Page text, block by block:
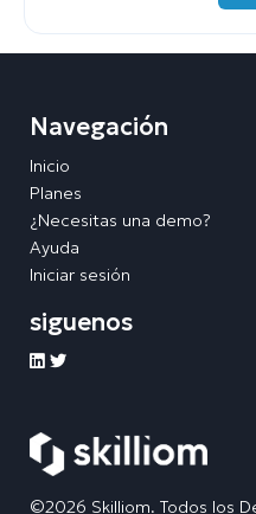
©2026 Skilliom. Todos los
Navegación
Inicio
Planes
¿Necesitas una demo?
Ayuda
Iniciar sesión
siguenos